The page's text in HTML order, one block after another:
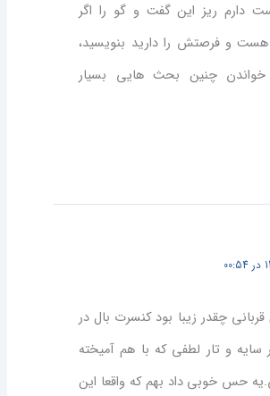
دارم ریز این گفت و گو را اگر
و فرصتش را دارید بنویسید،
چنین بحث هایی بسیار
قربانی چقدر زیبا بود کنسرت بال در
سایه و تار لطفی که با هم آمیخته
حس خوبی داد بهم که واقعا این